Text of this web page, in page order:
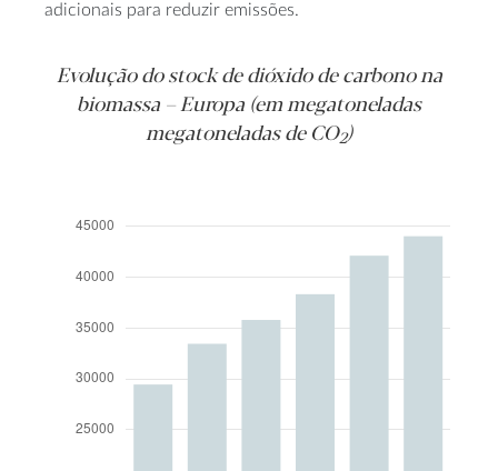
adicionais para reduzir emissões.
Evolução do stock de dióxido de carbono na
biomassa – Europa (em megatoneladas
megatoneladas de CO2)